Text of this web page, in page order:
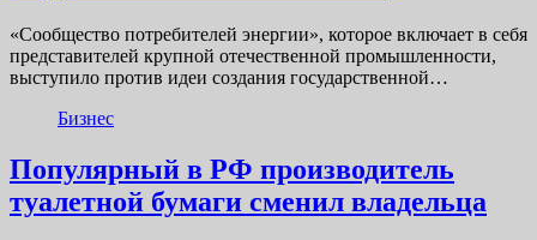
«Сообщество потребителей энергии», которое включает в себя
представителей крупной отечественной промышленности,
выступило против идеи создания государственной…
Бизнес
Популярный в РФ производитель
туалетной бумаги сменил владельца